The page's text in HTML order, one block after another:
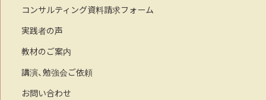
コンサルティング資料請求フォーム
実践者の声
教材のご案内
講演、勉強会ご依頼
お問い合わせ